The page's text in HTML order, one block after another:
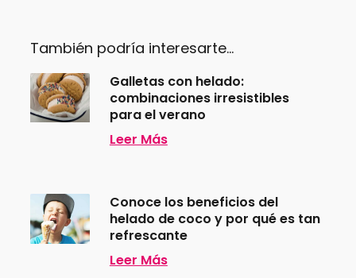
También podría interesarte...
Galletas con helado:
combinaciones irresistibles
para el verano
Leer Más
Conoce los beneficios del
helado de coco y por qué es tan
refrescante
Leer Más